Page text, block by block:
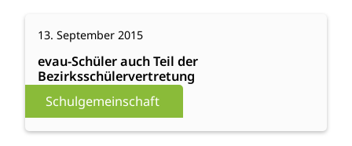
Schulgemeinschaft
13. September 2015
evau-Schüler auch Teil der
Bezirksschülervertretung
evau-
Schüler
auch
Teil
der
Bezirksschülervertretung